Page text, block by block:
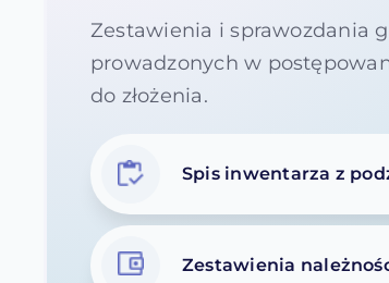
Zestawienia i sprawozdania
prowadzonych w
do złożenia.
Spis inwentarza z
Zestawienia